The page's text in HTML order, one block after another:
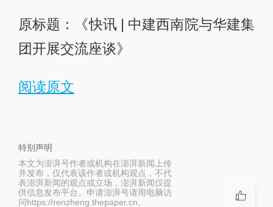
原标题：《快讯 | 中建西南院与华建集
团开展交流座谈》
阅读原文
特别声明
本文为澎湃号作者或机构在澎湃新闻上传
并发布，仅代表该作者或机构观点，不代
表澎湃新闻的观点或立场，澎湃新闻仅提
供信息发布平台。申请澎湃号请用电脑访
问https://renzheng.thepaper.cn。